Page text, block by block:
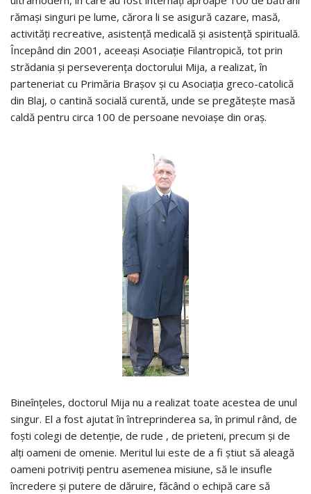
rămaşi singuri pe lume, cărora li se asigură cazare, masă,
activităţi recreative, asistenţă medicală şi asistenţă spirituală.
Începând din 2001, aceeaşi Asociaţie Filantropică, tot prin
strădania şi perseverenţa doctorului Mija, a realizat, în
parteneriat cu Primăria Braşov şi cu Asociaţia greco-catolică
din Blaj, o cantină socială curentă, unde se pregăteşte masă
caldă pentru circa 100 de persoane nevoiaşe din oraş.
Bineînţeles, doctorul Mija nu a realizat toate acestea de unul
singur. El a fost ajutat în întreprinderea sa, în primul rând, de
foşti colegi de detenţie, de rude , de prieteni, precum şi de
alţi oameni de omenie. Meritul lui este de a fi ştiut să aleagă
oameni potriviţi pentru asemenea misiune, să le insufle
încredere şi putere de dăruire, făcând o echipă care să